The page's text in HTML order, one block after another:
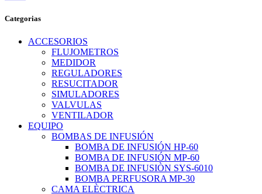
Categorias
ACCESORIOS
FLUJOMETROS
MEDIDOR
REGULADORES
RESUCITADOR
SIMULADORES
VALVULAS
VENTILADOR
EQUIPO
BOMBAS DE INFUSIÓN
BOMBA DE INFUSIÓN HP-60
BOMBA DE INFUSIÓN MP-60
BOMBA DE INFUSIÒN SYS-6010
BOMBA PERFUSORA MP-30
CAMA ELÈCTRICA